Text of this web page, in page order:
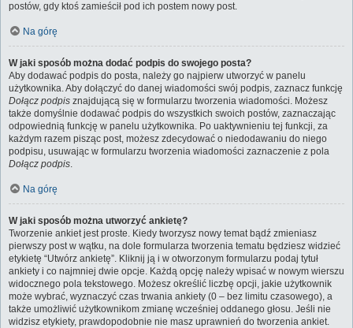
postów, gdy ktoś zamieścił pod ich postem nowy post.
Na górę
W jaki sposób można dodać podpis do swojego posta?
Aby dodawać podpis do posta, należy go najpierw utworzyć w panelu
użytkownika. Aby dołączyć do danej wiadomości swój podpis, zaznacz funkcję
Dołącz podpis znajdującą się w formularzu tworzenia wiadomości. Możesz
także domyślnie dodawać podpis do wszystkich swoich postów, zaznaczając
odpowiednią funkcję w panelu użytkownika. Po uaktywnieniu tej funkcji, za
każdym razem pisząc post, możesz zdecydować o niedodawaniu do niego
podpisu, usuwając w formularzu tworzenia wiadomości zaznaczenie z pola
Dołącz podpis.
Na górę
W jaki sposób można utworzyć ankietę?
Tworzenie ankiet jest proste. Kiedy tworzysz nowy temat bądź zmieniasz
pierwszy post w wątku, na dole formularza tworzenia tematu będziesz widzieć
etykietę “Utwórz ankietę”. Kliknij ją i w otworzonym formularzu podaj tytuł
ankiety i co najmniej dwie opcje. Każdą opcję należy wpisać w nowym wierszu
widocznego pola tekstowego. Możesz określić liczbę opcji, jakie użytkownik
może wybrać, wyznaczyć czas trwania ankiety (0 – bez limitu czasowego), a
także umożliwić użytkownikom zmianę wcześniej oddanego głosu. Jeśli nie
widzisz etykiety, prawdopodobnie nie masz uprawnień do tworzenia ankiet.